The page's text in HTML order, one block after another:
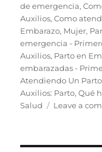
de emergencia,
Auxilios,Como
Embarazo, Mujer,
emergencia -
Auxilios, Parto en
embarazadas -
Atendiendo Un Parto
Auxilios: Parto,Qué
Salud
Leave a